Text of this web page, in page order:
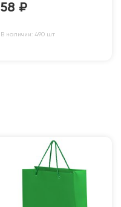
58 ₽
В наличии: 490 шт